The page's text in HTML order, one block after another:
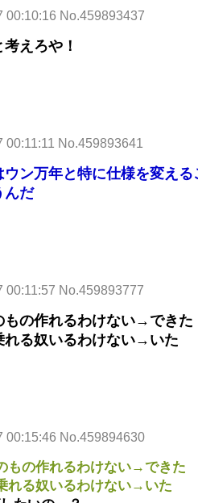
00:10:16 No.459893437
えろや！
00:11:11 No.459893641
ウン万年と特に仕様を変え
んだ
00:11:57 No.459893777
もの作れるわけない→できた
れる奴いるわけない→いた
00:15:46 No.459894630
もの作れるわけない→できた
れる奴いるわけない→いた